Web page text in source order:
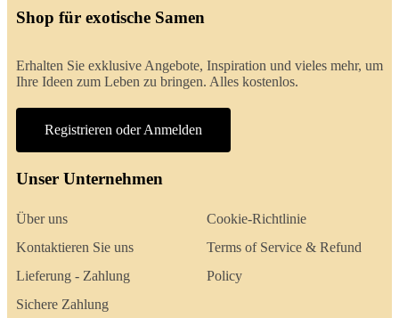
Shop für exotische Samen
Erhalten Sie exklusive Angebote, Inspiration und vieles mehr, um
Ihre Ideen zum Leben zu bringen. Alles kostenlos.
Registrieren oder Anmelden
Unser Unternehmen
Über uns
Kontaktieren Sie uns
Lieferung - Zahlung
Sichere Zahlung
Cookie-Richtlinie
Terms of Service & Refund
Policy